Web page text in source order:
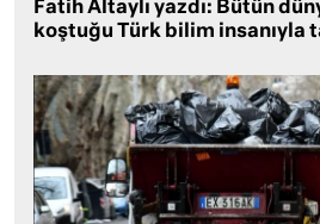
Fatih Altaylı yazdı: Bütün
koştuğu Türk bilim insanıyla